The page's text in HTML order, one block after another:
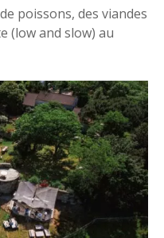
poissons, des viandes
(low and slow) au